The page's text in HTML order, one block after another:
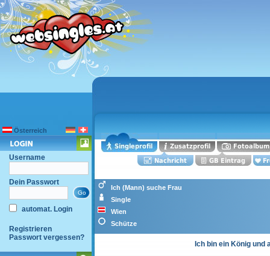
Österreich
Username
Dein Passwort
automat. Login
Registrieren
Passwort vergessen?
Ich (Mann) suche Frau
Single
Wien
Schütze
Ich bin ein König